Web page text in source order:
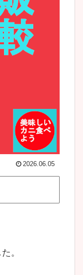
2026.06.05
。